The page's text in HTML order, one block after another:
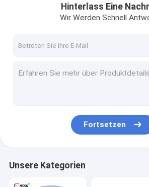
Hinterlass Eine
Wir Werden Schnell
Fortsetzen
Unsere Kategorien